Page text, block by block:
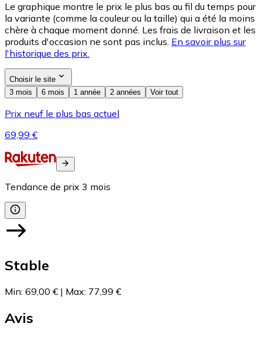
Le graphique montre le prix le plus bas au fil du temps pour
la variante (comme la couleur ou la taille) qui a été la moins
chère à chaque moment donné. Les frais de livraison et les
produits d'occasion ne sont pas inclus. En savoir plus sur
l'historique des prix.
Choisir le site
3 mois
6 mois 1 année 2 années Voir tout
Prix neuf le plus bas actuel
69,99 €
Tendance de prix 3 mois
Stable
Min: 69,00 € | Max: 77,99 €
Avis